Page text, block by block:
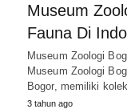
Museum
Fauna Di
Museum Zoologi
Museum Zoologi
Bogor, memiliki
3 tahun ago